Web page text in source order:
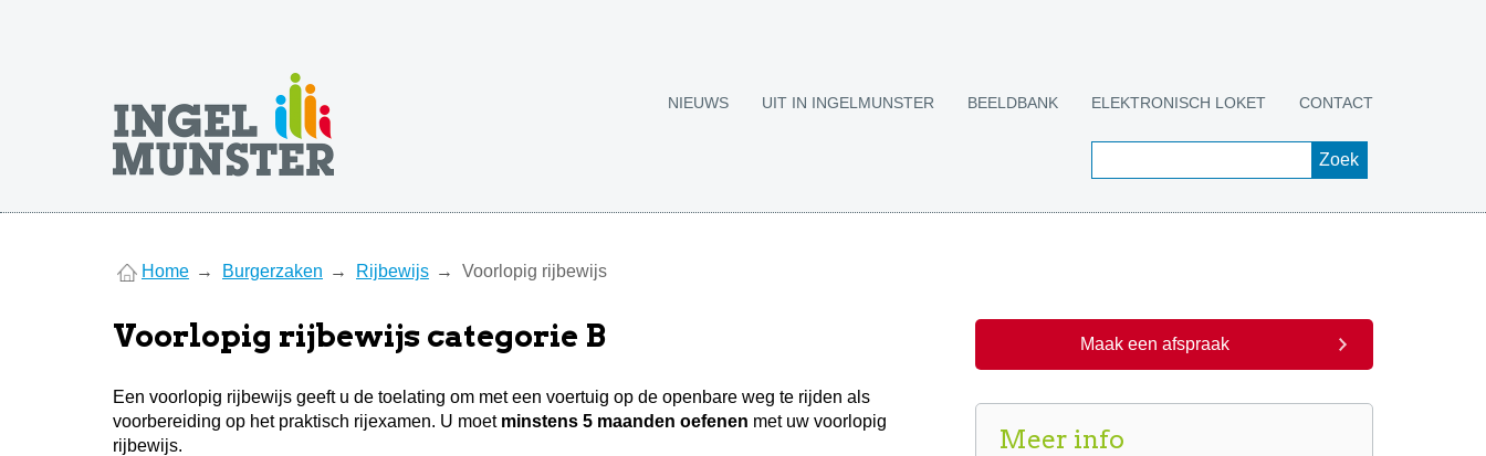
NIEUWS UIT IN INGELMUNSTER BEELDBANK ELEKTRONISCH LOKET CONTACT
are
Home Burgerzaken Rijbewijs Voorlopig rijbewijs
Voorlopig rijbewijs categorie B
Een voorlopig rijbewijs geeft u de toelating om met een voertuig op de openbare weg te rijden als
voorbereiding op het praktisch rijexamen. U moet minstens 5 maanden oefenen met uw voorlopig
rijbewijs.
Maak een afspraak
Meer info